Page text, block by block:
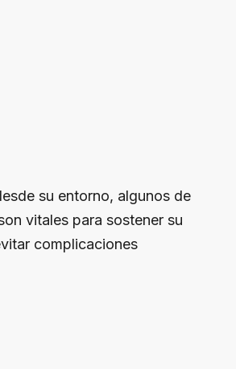
su entorno, algunos de
vitales para sostener su
complicaciones